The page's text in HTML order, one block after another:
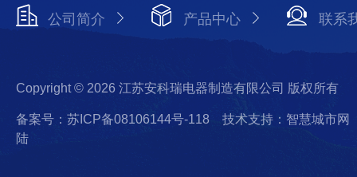
公司简介 产品中心 联系
Copyright © 2026 江苏安科瑞电器制造有限公司 版权所有
备案号：苏ICP备08106144号-118
技术支持：智慧城市网
陆